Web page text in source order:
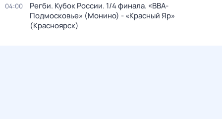
04:00
Регби. Кубок России. 1/4 финала. «ВВА-
Подмосковье» (Монино) - «Красный Яр»
(Красноярск)